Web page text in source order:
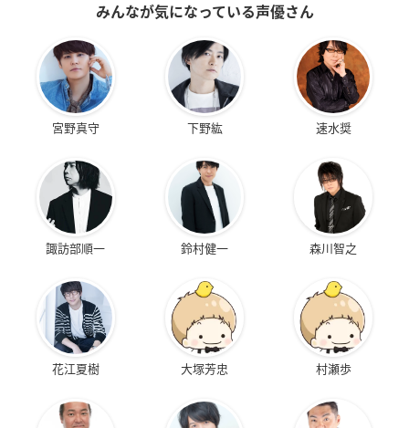
みんなが気になっている声優さん
宮野真守 下野紘 速水奨
諏訪部順一 鈴村健一 森川智之
花江夏樹 大塚芳忠 村瀬歩